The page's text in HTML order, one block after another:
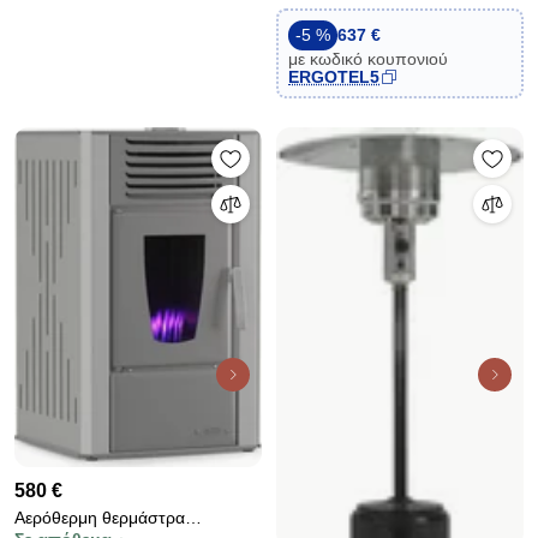
15,28 kw κάλυψη έως 321m³
-5 % 637 €
με κωδικό κουπονιού
ERGOTEL5
580 €
Αερόθερμη θερμάστρα